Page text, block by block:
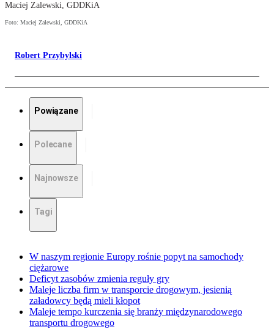
Maciej Zalewski, GDDKiA
Foto: Maciej Zalewski, GDDKiA
Robert Przybylski
Powiązane
Polecane
Najnowsze
Tagi
W naszym regionie Europy rośnie popyt na samochody
ciężarowe
Deficyt zasobów zmienia reguły gry
Maleje liczba firm w transporcie drogowym, jesienią
załadowcy będą mieli kłopot
Maleje tempo kurczenia się branży międzynarodowego
transportu drogowego